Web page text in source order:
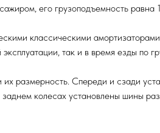
его грузоподъемность равна
классическими
так и в время езды по
размерность. Спереди и сзади
колесах установлены шины